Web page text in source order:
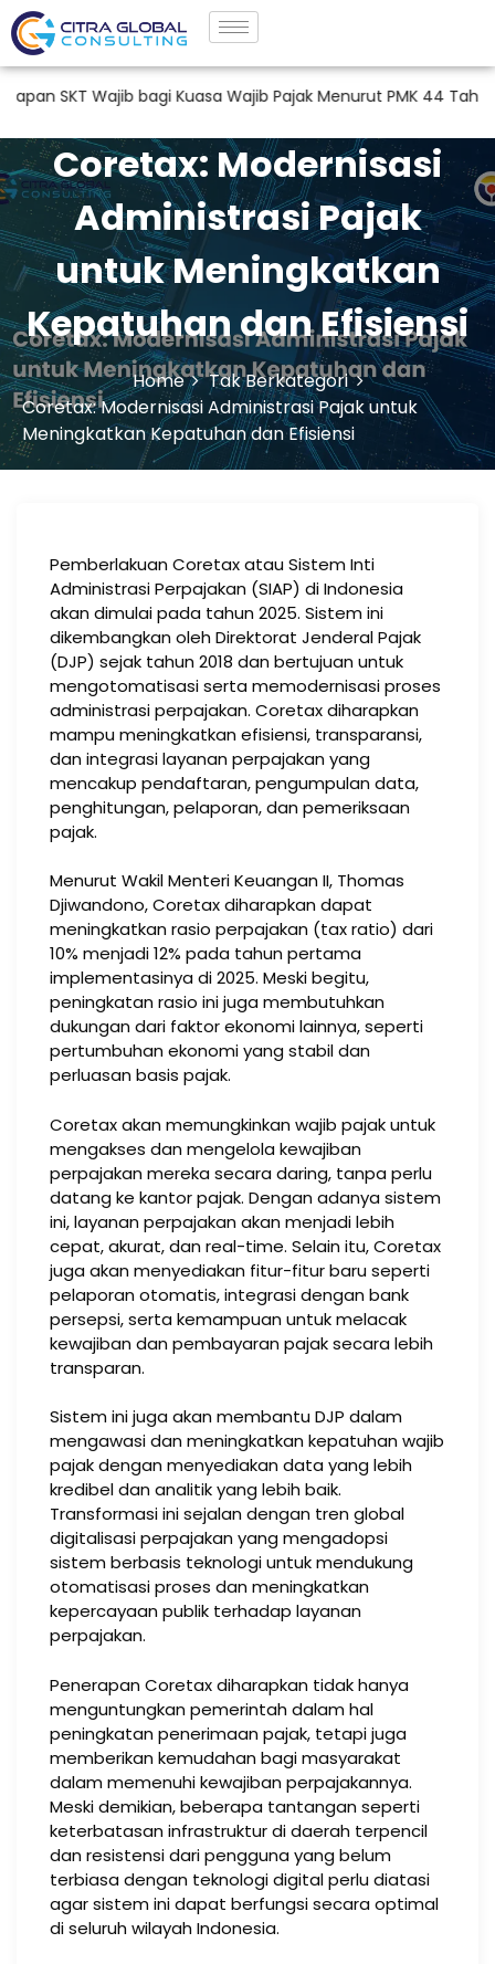
Wajib bagi Kuasa Wajib Pajak Menurut PMK 44 Tahun 2026
Coretax: Modernisasi
Administrasi Pajak
untuk Meningkatkan
Kepatuhan dan Efisiensi
Home
Tak Berkategori
Coretax: Modernisasi Administrasi Pajak untuk
Meningkatkan Kepatuhan dan Efisiensi
Pemberlakuan Coretax atau Sistem Inti
Administrasi Perpajakan (SIAP) di Indonesia
akan dimulai pada tahun 2025. Sistem ini
dikembangkan oleh Direktorat Jenderal Pajak
(DJP) sejak tahun 2018 dan bertujuan untuk
mengotomatisasi serta memodernisasi proses
administrasi perpajakan. Coretax diharapkan
mampu meningkatkan efisiensi, transparansi,
dan integrasi layanan perpajakan yang
mencakup pendaftaran, pengumpulan data,
penghitungan, pelaporan, dan pemeriksaan
pajak​.
Menurut Wakil Menteri Keuangan II, Thomas
Djiwandono, Coretax diharapkan dapat
meningkatkan rasio perpajakan (tax ratio) dari
10% menjadi 12% pada tahun pertama
implementasinya di 2025. Meski begitu,
peningkatan rasio ini juga membutuhkan
dukungan dari faktor ekonomi lainnya, seperti
pertumbuhan ekonomi yang stabil dan
perluasan basis pajak.
Coretax akan memungkinkan wajib pajak untuk
mengakses dan mengelola kewajiban
perpajakan mereka secara daring, tanpa perlu
datang ke kantor pajak. Dengan adanya sistem
ini, layanan perpajakan akan menjadi lebih
cepat, akurat, dan real-time. Selain itu, Coretax
juga akan menyediakan fitur-fitur baru seperti
pelaporan otomatis, integrasi dengan bank
persepsi, serta kemampuan untuk melacak
kewajiban dan pembayaran pajak secara lebih
transparan​.
Sistem ini juga akan membantu DJP dalam
mengawasi dan meningkatkan kepatuhan wajib
pajak dengan menyediakan data yang lebih
kredibel dan analitik yang lebih baik.
Transformasi ini sejalan dengan tren global
digitalisasi perpajakan yang mengadopsi
sistem berbasis teknologi untuk mendukung
otomatisasi proses dan meningkatkan
kepercayaan publik terhadap layanan
perpajakan​.
Penerapan Coretax diharapkan tidak hanya
menguntungkan pemerintah dalam hal
peningkatan penerimaan pajak, tetapi juga
memberikan kemudahan bagi masyarakat
dalam memenuhi kewajiban perpajakannya.
Meski demikian, beberapa tantangan seperti
keterbatasan infrastruktur di daerah terpencil
dan resistensi dari pengguna yang belum
terbiasa dengan teknologi digital perlu diatasi
agar sistem ini dapat berfungsi secara optimal
di seluruh wilayah Indonesia​.